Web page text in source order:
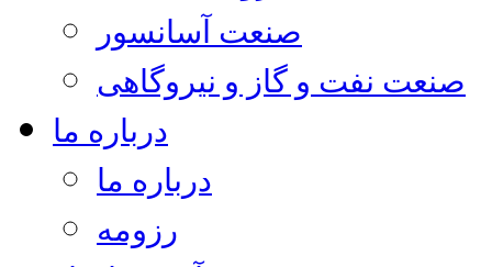
صنعت آسانسور
صنعت نفت و گاز و نیروگاهی
درباره ما
درباره ما
رزومه